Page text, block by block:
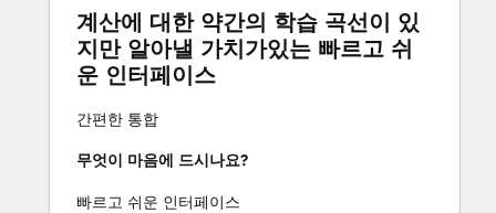
계산에 대한 약간의 학습 곡선이 있
지만 알아낼 가치가있는 빠르고 쉬
운 인터페이스
간편한 통합
무엇이 마음에 드시나요?
빠르고 쉬운 인터페이스